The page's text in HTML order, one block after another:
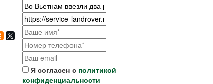
Я согласен с политикой
конфиденциальности